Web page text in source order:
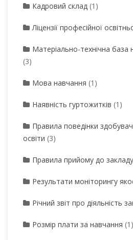
Кадровий склад (1)
Ліцензії професійної
Матеріально-технічна база
(3)
Мова навчання (1)
Наявність гуртожитків (1)
Правила поведінки
освіти (3)
Правила прийому до
Результати моніторингу
Річний звіт про діяльність
Розмір плати за навчання (1)